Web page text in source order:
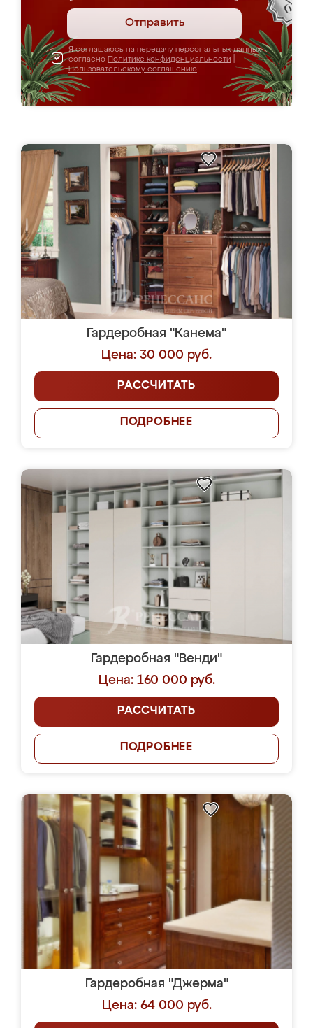
Отправить
Я соглашаюсь на передачу персональных данных
согласно Политике конфиденциальности
Пользовательскому соглашению
Гардеробная "Канема"
Цена: 30 000 руб.
РАССЧИТАТЬ
ПОДРОБНЕЕ
Гардеробная "Венди"
Цена: 160 000 руб.
РАССЧИТАТЬ
ПОДРОБНЕЕ
Гардеробная "Джерма"
Цена: 64 000 руб.